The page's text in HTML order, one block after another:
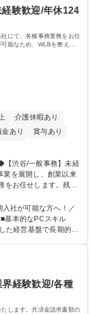
れる環境です。 学
語学力： 資格：日商
験歓迎/年休124
にて、各種事務業務をお任
能なため、WLBを整えた
介護休暇あり
あり
賞与あり
をお任せします。残業
め、WLBを整えたい
す。 【業務詳細】■電
力や書類作成 ■契約
社が可能な方へ！／
基本的なPCスキル
格 学
経験歓迎/各種
します。共済金請求書類の